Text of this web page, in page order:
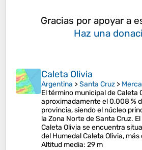
Gracias por apoyar a
Haz una
Caleta Olivia
Argentina >Santa Cruz >
El término municipal de Caleta
aproximadamente el 0,008 %
provincia, siendo el núcleo
la Zona Norte de Santa Cruz.
Caleta Olivia se encuentra
del Humedal Caleta Olivia,
Altitud media: 29 m